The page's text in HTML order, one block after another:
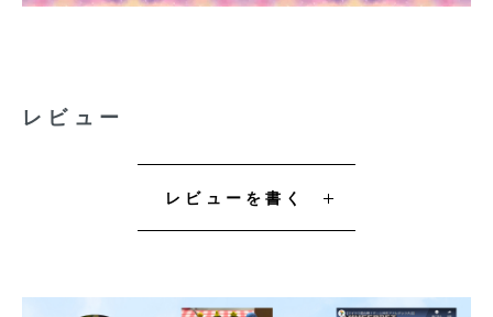
レビュー
レビューを書く